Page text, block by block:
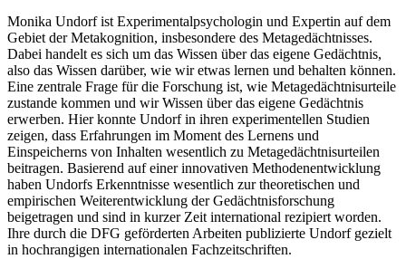
Monika Undorf ist Experimentalpsychologin und Expertin auf dem
Gebiet der Metakognition, insbesondere des Metagedächtnisses.
Dabei handelt es sich um das Wissen über das eigene Gedächtnis,
also das Wissen darüber, wie wir etwas lernen und behalten können.
Eine zentrale Frage für die Forschung ist, wie Metagedächtnisurteile
zustande kommen und wir Wissen über das eigene Gedächtnis
erwerben. Hier konnte Undorf in ihren experimentellen Studien
zeigen, dass Erfahrungen im Moment des Lernens und
Einspeicherns von Inhalten wesentlich zu Metagedächtnisurteilen
beitragen. Basierend auf einer innovativen Methodenentwicklung
haben Undorfs Erkenntnisse wesentlich zur theoretischen und
empirischen Weiterentwicklung der Gedächtnisforschung
beigetragen und sind in kurzer Zeit international rezipiert worden.
Ihre durch die DFG geförderten Arbeiten publizierte Undorf gezielt
in hochrangigen internationalen Fachzeitschriften.